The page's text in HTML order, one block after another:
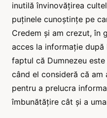
inutilă învinovățirea
puținele cunoștințe pe
Credem și am crezut, în
acces la informație
faptul că Dumnezeu
când el consideră că am
pentru a prelucra
îmbunătățire cât și a